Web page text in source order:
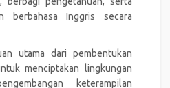
berbahasa Inggris secara
utama dari pembentukan
menciptakan lingkungan
keterampilan